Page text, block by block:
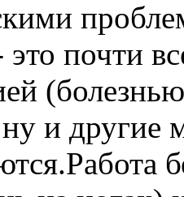
это почти
и другие